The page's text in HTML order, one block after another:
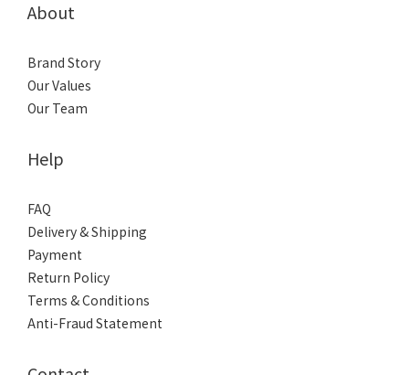
About
Brand Story
Our Values
Our Team
Help
FAQ
Delivery & Shipping
Payment
Return Policy
Terms & Conditions
Anti-Fraud Statement